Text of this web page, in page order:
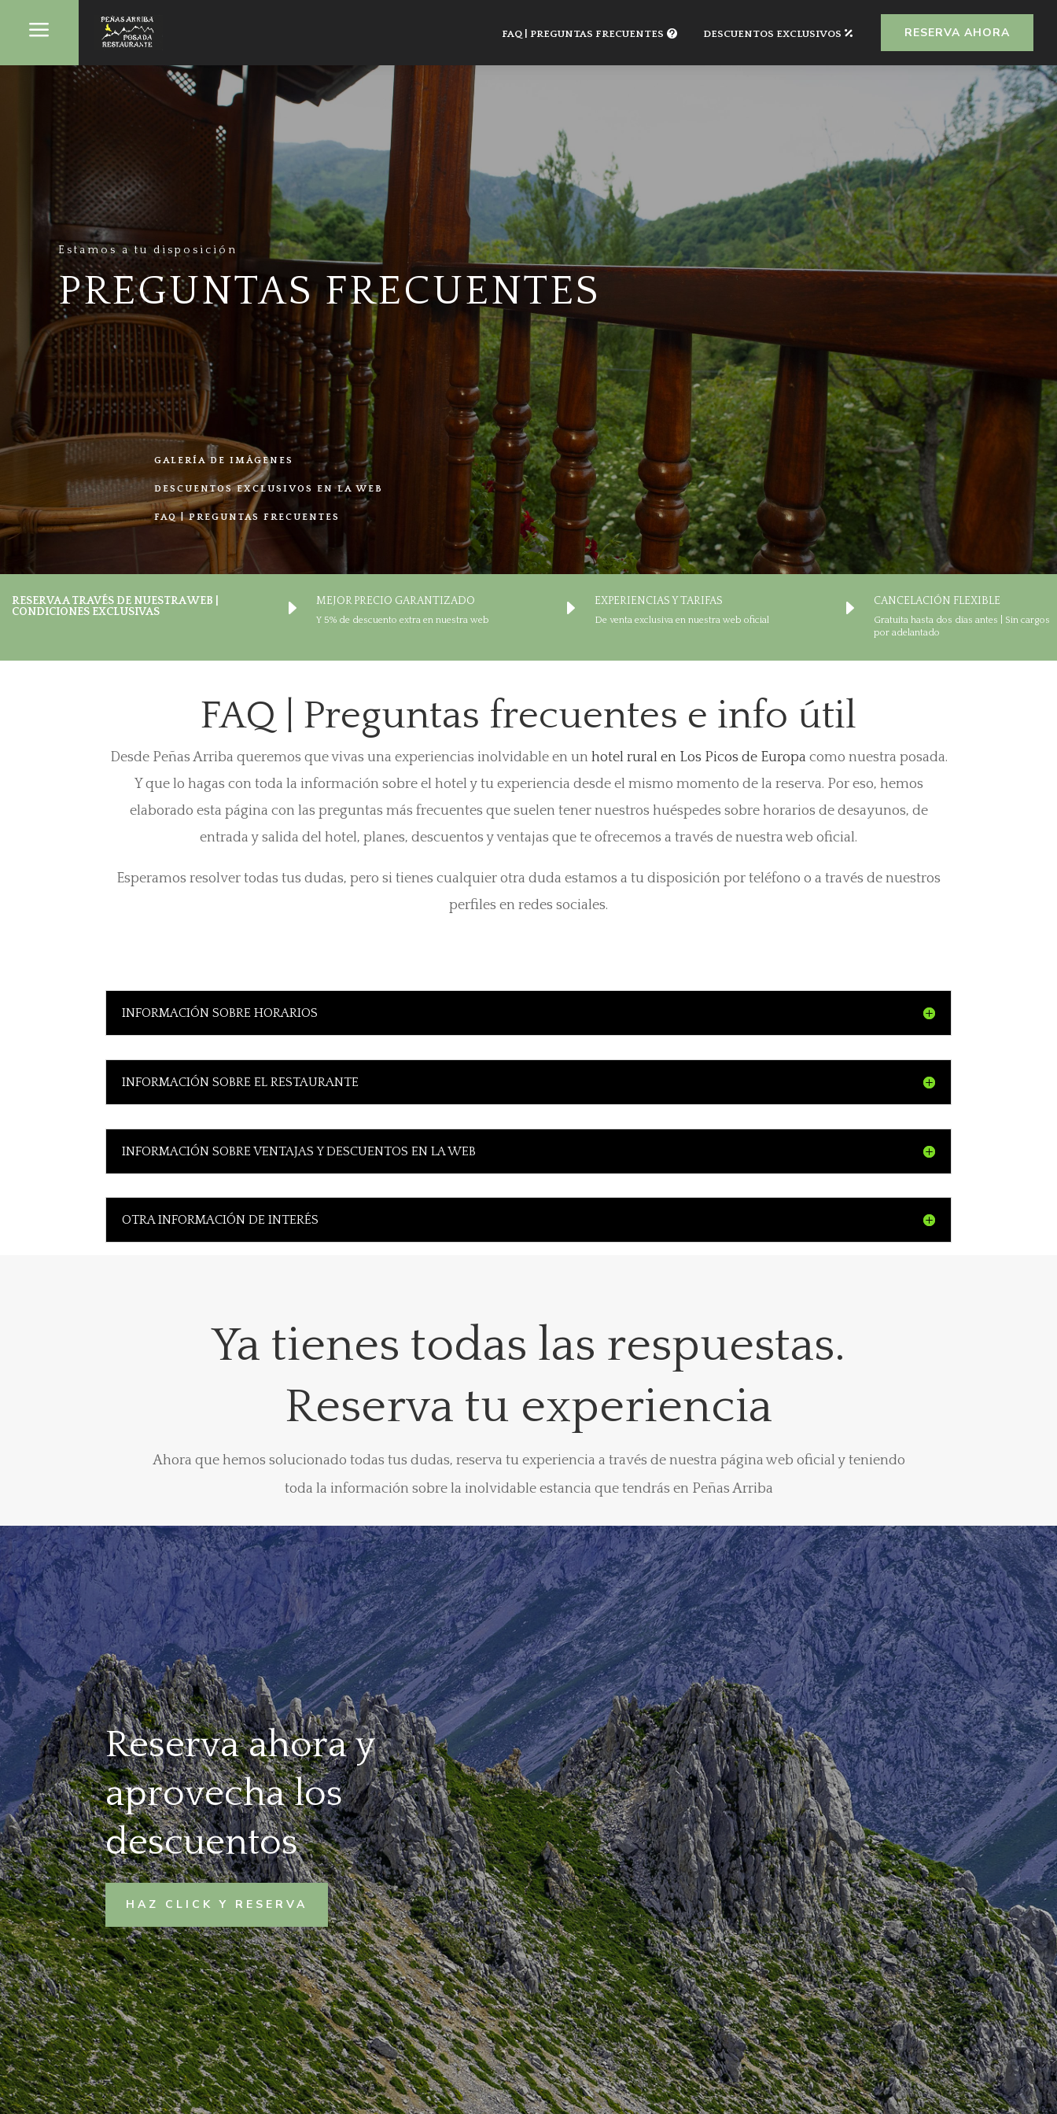
a FAQ | PREGUNTAS FRECUENTES DESCUENTOS EXCLUSIVOS RESERVA AHORA
Estamos a tu disposición
PREGUNTAS FRECUENTES
GALERÍA DE IMÁGENES
DESCUENTOS EXCLUSIVOS EN LA WEB
FAQ | PREGUNTAS FRECUENTES
RESERVA A TRAVÉS DE NUESTRA WEB |
CONDICIONES EXCLUSIVAS
E MEJOR PRECIO GARANTIZADO
Y 5% de descuento extra en nuestra web E EXPERIENCIAS Y TARIFAS
De venta exclusiva en nuestra web oficial E CANCELACIÓN FLEXIBLE
Gratuita hasta dos días antes | Sin cargos
por adelantado
FAQ | Preguntas frecuentes e info útil
Desde Peñas Arriba queremos que vivas una experiencias inolvidable en un hotel rural en Los Picos de Europa como nuestra posada.
Y que lo hagas con toda la información sobre el hotel y tu experiencia desde el mismo momento de la reserva. Por eso, hemos
elaborado esta página con las preguntas más frecuentes que suelen tener nuestros huéspedes sobre horarios de desayunos, de
entrada y salida del hotel, planes, descuentos y ventajas que te ofrecemos a través de nuestra web oficial.
Esperamos resolver todas tus dudas, pero si tienes cualquier otra duda estamos a tu disposición por teléfono o a través de nuestros
perfiles en redes sociales.
INFORMACIÓN SOBRE HORARIOS
INFORMACIÓN SOBRE EL RESTAURANTE
INFORMACIÓN SOBRE VENTAJAS Y DESCUENTOS EN LA WEB
OTRA INFORMACIÓN DE INTERÉS
Ya tienes todas las respuestas.
Reserva tu experiencia
Ahora que hemos solucionado todas tus dudas, reserva tu experiencia a través de nuestra página web oficial y teniendo
toda la información sobre la inolvidable estancia que tendrás en Peñas Arriba
Reserva ahora y
aprovecha los
descuentos
HAZ CLICK Y RESERVA